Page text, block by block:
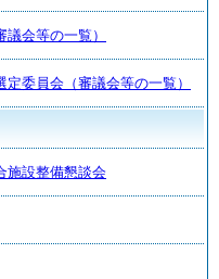
会等の一覧）
委員会（審議会等の一覧）
施設整備懇談会